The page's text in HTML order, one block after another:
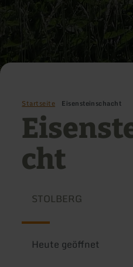
Startseite Eisensteinschacht
cht
STOLBERG
Heute geöffnet